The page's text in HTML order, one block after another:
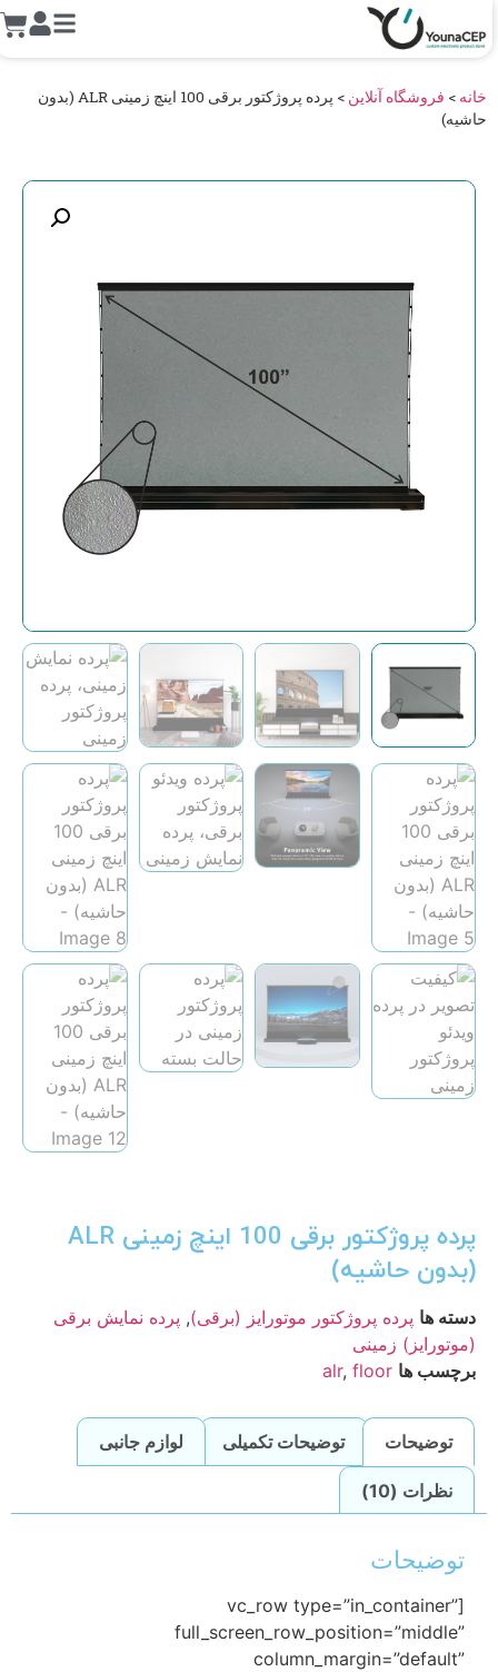
خانه>فروشگاه آنلاین>
پرده پروژکتور برقی 100 اینچ زمینی ALR (بدون
حاشیه)
پرده پروژکتور برقی 100 اینچ زمینی ALR
(بدون حاشیه)
دسته ها پرده پروژکتور موتورایز (برقی), پرده نمایش برقی
(موتورایز) زمینی
برچسب ها
alr ,floor
توضیحات توضیحات تکمیلی لوازم جانبی
نظرات (10)
توضیحات
[vc_row type=”in_container”
full_screen_row_position=”middle”
column_margin=”default”